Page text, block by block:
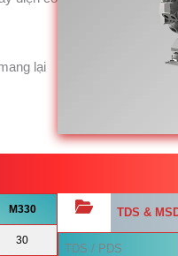
lại
M330
30
TDS &
TDS / PDS